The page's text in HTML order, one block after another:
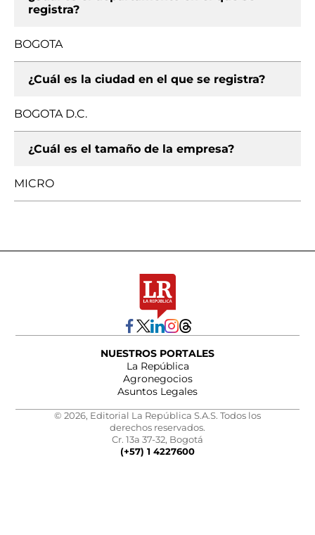
registra?
BOGOTA
¿Cuál es la ciudad en el que se registra?
BOGOTA D.C.
¿Cuál es el tamaño de la empresa?
MICRO
NUESTROS PORTALES
La República
Agronegocios
Asuntos Legales
© 2026, Editorial La República S.A.S. Todos los
derechos reservados.
Cr. 13a 37-32, Bogotá
(+57) 1 4227600